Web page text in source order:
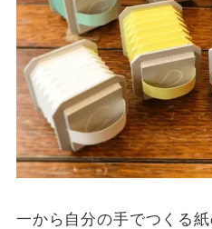
一から自分の手でつくる